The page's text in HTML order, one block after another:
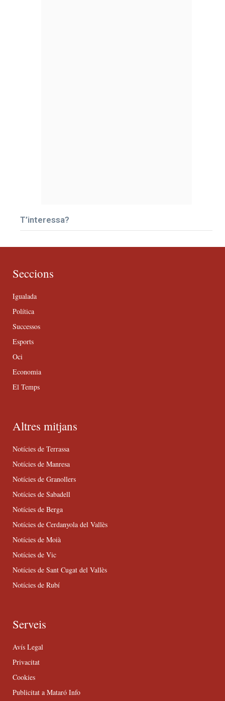
T’interessa?
Seccions
Igualada
Política
Successos
Esports
Oci
Economia
El Temps
Altres mitjans
Notícies de Terrassa
Notícies de Manresa
Notícies de Granollers
Notícies de Sabadell
Notícies de Berga
Notícies de Cerdanyola del Vallès
Notícies de Moià
Notícies de Vic
Notícies de Sant Cugat del Vallès
Notícies de Rubí
Serveis
Avís Legal
Privacitat
Cookies
Publicitat a Mataró Info